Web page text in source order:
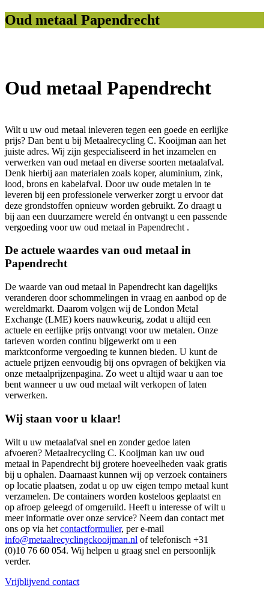
Oud metaal Papendrecht
Oud metaal Papendrecht
Wilt u uw oud metaal inleveren tegen een goede en eerlijke
prijs? Dan bent u bij Metaalrecycling C. Kooijman aan het
juiste adres. Wij zijn gespecialiseerd in het inzamelen en
verwerken van oud metaal en diverse soorten metaalafval.
Denk hierbij aan materialen zoals koper, aluminium, zink,
lood, brons en kabelafval. Door uw oude metalen in te
leveren bij een professionele verwerker zorgt u ervoor dat
deze grondstoffen opnieuw worden gebruikt. Zo draagt u
bij aan een duurzamere wereld én ontvangt u een passende
vergoeding voor uw oud metaal in Papendrecht .
De actuele waardes van oud metaal in
Papendrecht
De waarde van oud metaal in Papendrecht kan dagelijks
veranderen door schommelingen in vraag en aanbod op de
wereldmarkt. Daarom volgen wij de London Metal
Exchange (LME) koers nauwkeurig, zodat u altijd een
actuele en eerlijke prijs ontvangt voor uw metalen. Onze
tarieven worden continu bijgewerkt om u een
marktconforme vergoeding te kunnen bieden. U kunt de
actuele prijzen eenvoudig bij ons opvragen of bekijken via
onze metaalprijzenpagina. Zo weet u altijd waar u aan toe
bent wanneer u uw oud metaal wilt verkopen of laten
verwerken.
Wij staan voor u klaar!
Wilt u uw metaalafval snel en zonder gedoe laten
afvoeren? Metaalrecycling C. Kooijman kan uw oud
metaal in Papendrecht bij grotere hoeveelheden vaak gratis
bij u ophalen. Daarnaast kunnen wij op verzoek containers
op locatie plaatsen, zodat u op uw eigen tempo metaal kunt
verzamelen. De containers worden kosteloos geplaatst en
op afroep geleegd of omgeruild. Heeft u interesse of wilt u
meer informatie over onze service? Neem dan contact met
ons op via het contactformulier, per e-mail
info@metaalrecyclingckooijman.nl of telefonisch +31
(0)10 76 60 054. Wij helpen u graag snel en persoonlijk
verder.
Vrijblijvend contact